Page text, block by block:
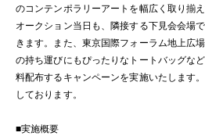
のコンテンポラリーアートを幅広く取り揃え
オークション当日も、隣接する下見会会場
きます。また、東京国際フォーラム地上広
の持ち運びにもぴったりなトートバッグな
料配布するキャンペーンを実施いたします
しております。
■実施概要